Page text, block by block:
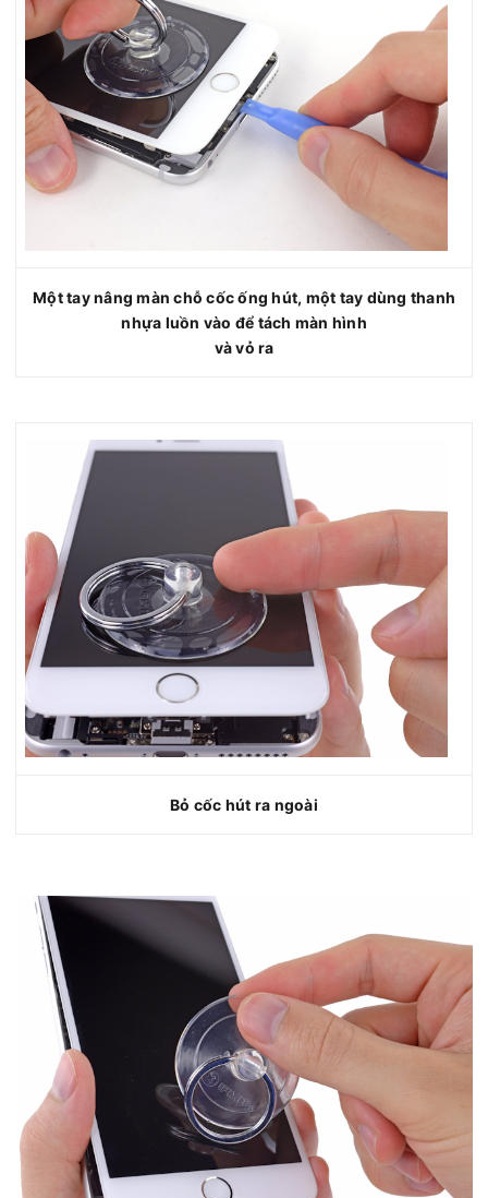
Một tay nâng màn chỗ cốc ống hút, một tay dùng thanh
nhựa luồn vào để tách màn hình
và vỏ ra
Bỏ cốc hút ra ngoài